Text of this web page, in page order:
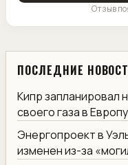
Отзыв
ПОСЛЕДНИЕ
Кипр запланировал
своего газа в
Энергопроект в
изменен из-за